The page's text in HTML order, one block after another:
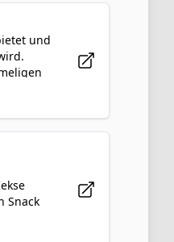
und
Snack